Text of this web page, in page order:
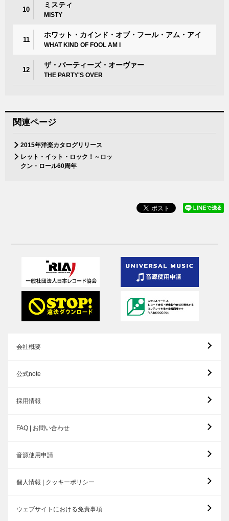
10
ミスティ
MISTY
11
ホワット・カインド・オブ・フール・アム・アイ
WHAT KIND OF FOOL AM I
12
ザ・パーティーズ・オーヴァー
THE PARTY'S OVER
関連ページ
2015年洋楽カタログリリース
レット・イット・ロック！～ロッ
クン・ロール60周年
会社概要
公式note
採用情報
FAQ | お問い合わせ
音源使用申請
個人情報 | クッキーポリシー
ウェブサイトにおける免責事項